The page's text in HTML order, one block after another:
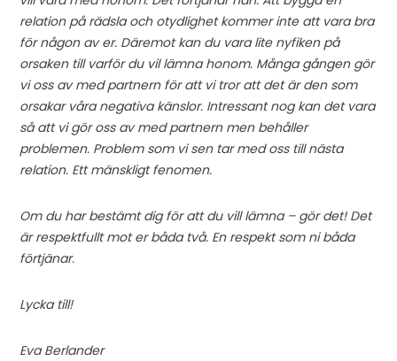
relation på rädsla och otydlighet kommer inte att vara bra
för någon av er. Däremot kan du vara lite nyfiken på
orsaken till varför du vil lämna honom. Många gången gör
vi oss av med partnern för att vi tror att det är den som
orsakar våra negativa känslor. Intressant nog kan det vara
så att vi gör oss av med partnern men behåller
problemen. Problem som vi sen tar med oss till nästa
relation. Ett mänskligt fenomen.
Om du har bestämt dig för att du vill lämna – gör det! Det
är respektfullt mot er båda två. En respekt som ni båda
förtjänar.
Lycka till!
Eva Berlander